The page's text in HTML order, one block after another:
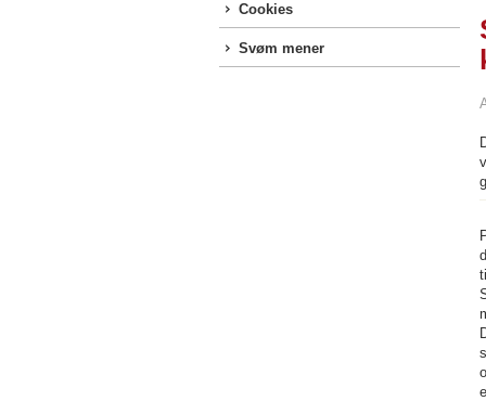
Cookies
Svøm mener